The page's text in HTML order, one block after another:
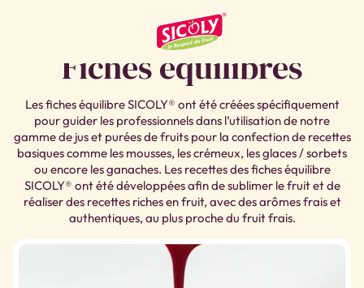
Fiches équilibres
Les fiches équilibre SICOLY® ont été créées spécifiquement
pour guider les professionnels dans l’utilisation de notre
gamme de jus et purées de fruits pour la confection de recettes
basiques comme les mousses, les crémeux, les glaces / sorbets
ou encore les ganaches. Les recettes des fiches équilibre
SICOLY® ont été développées afin de sublimer le fruit et de
réaliser des recettes riches en fruit, avec des arômes frais et
authentiques, au plus proche du fruit frais.